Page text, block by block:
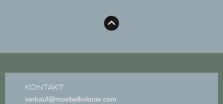
KONTAKT
verkauf@moebelkolonie.com